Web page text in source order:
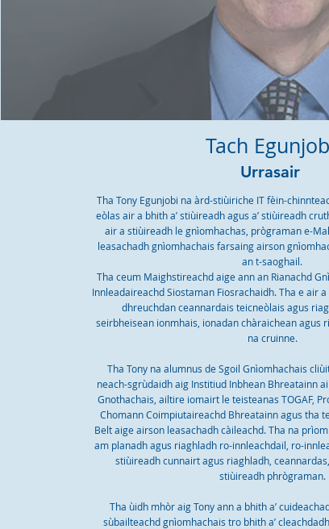
Tach
Urrasair
Tha Tony Egunjobi na àrd-stiùiriche IT fèin-
eòlas air a bhith a’ stiùireadh agus a’ stiùireadh
air a stiùireadh le gnìomhachas, prògraman e-
leasachadh gnìomhachais farsaing airson
an t-saoghail.
Tha ceum Maighstireachd aige ann an Rianachd
Innleadaireachd Siostaman Fiosrachaidh. Tha e air
dhreuchdan ceannardais teicneòlais agus
seirbheisean ionmhais, ionadan chàraichean agus
na cruinne.
Tha Tony na alumnus de Sgoil Gnìomhachais
neach-sgrùdaidh aig Institiud Inbhean Bhreatainn
Gnothachais, ailtire iomairt le teisteanas TOGAF,
Chomann Coimpiutaireachd Bhreatainn agus tha
Belt aige airson leasachadh càileachd. Tha na
am planadh agus riaghladh ro-innleachdail, ro-
stiùireadh cunnairt agus riaghladh,
stiùireadh phrògraman.
Tha ùidh mhòr aig Tony ann a bhith a’
sùbailteachd gnìomhachais tro bhith a’